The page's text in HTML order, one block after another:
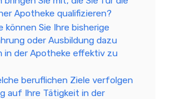
Apotheke qualifizieren?
können Sie Ihre bisherige
oder Ausbildung dazu
in der Apotheke effektiv zu
beruflichen Ziele verfolgen
auf Ihre Tätigkeit in der